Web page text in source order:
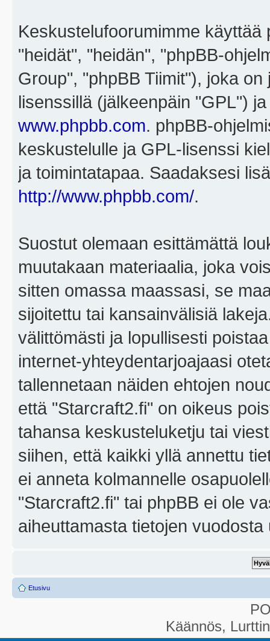
Keskustelufoorumimme
"heidät", "heidän", "phpBB-
Group", "phpBB Tiimit"), joka on
lisenssillä (jälkeenpäin "GPL")
www.phpbb.com. phpBB-
keskustelulle ja GPL-lisenssi
ja toimintatapaa. Saadaksesi
http://www.phpbb.com/.
Suostut olemaan esittämättä
muutakaan materiaalia, joka
sitten omassa maassasi, se
sijoitettu tai kansainvälisiä
välittömästi ja lopullisesti
internet-yhteydentarjoajaasi
tallennetaan näiden ehtojen
että "Starcraft2.fi" on oikeus
tahansa keskusteluketju tai
siihen, että kaikki yllä annettu
ei anneta kolmannelle
"Starcraft2.fi" tai phpBB ei ole
aiheuttamasta tietojen
Etusivu
Käännös,